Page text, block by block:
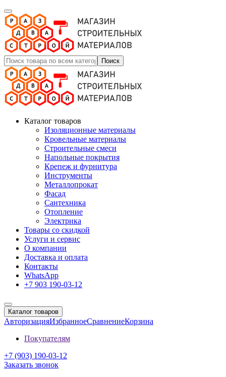
Поиск
Каталог товаров
Изоляционные материалы
Кровельные материалы
Строительные смеси
Напольные покрытия
Крепеж и фурнитура
Инструменты
Металлопрокат
Фасад
Сантехника
Отопление
Электрика
Товары со скидкой
Услуги и сервис
О компании
Доставка и оплата
Контакты
WhatsApp
+7 903 190-03-12
Каталог товаров
АвторизацияИзбранноеСравнениеКорзина
Покупателям
+7 (903) 190-03-12
Заказать звонок